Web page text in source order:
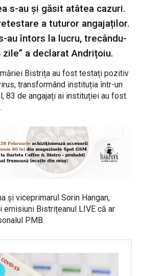
s-au și găsit atâtea cazuri.
a tuturor angajaților.
au întors la lucru, trecându-
a declarat Andrițoiu.
Bistrița au fost testați pozitiv
transformând instituția într-un
83 de angajați ai instituției au fost
și viceprimarul Sorin Hangan,
emisiuni Bistrițeanul LIVE că ar
PMB.